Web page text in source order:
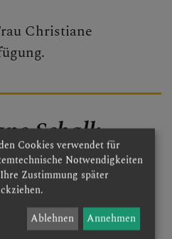
Christiane
Schalk
324 3333
Cookies verwendet für
Notwendigkeiten
Zustimmung später
Ablehnen Annehmen